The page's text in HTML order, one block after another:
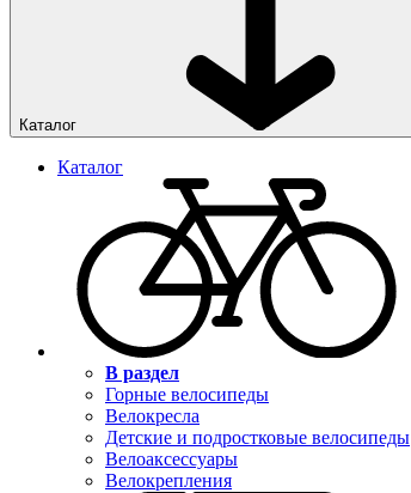
Каталог
Каталог
В раздел
Горные велосипеды
Велокресла
Детские и подростковые велосипеды
Велоаксессуары
Велокрепления